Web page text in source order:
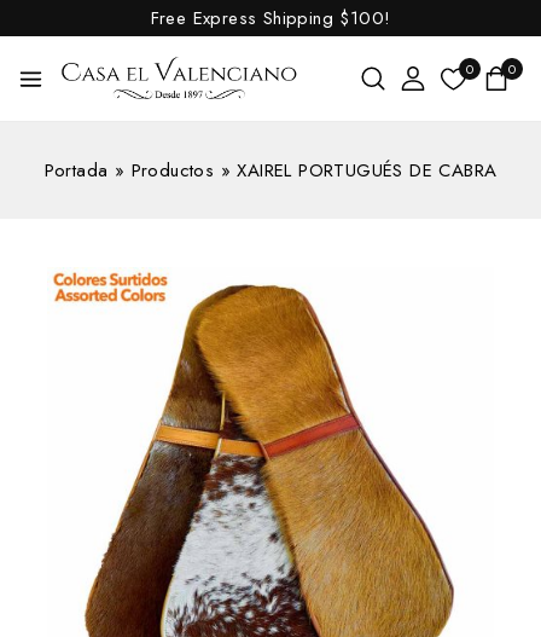
Free Express Shipping $100!
0 0
Portada » Productos »XAIREL PORTUGUÉS DE CABRA